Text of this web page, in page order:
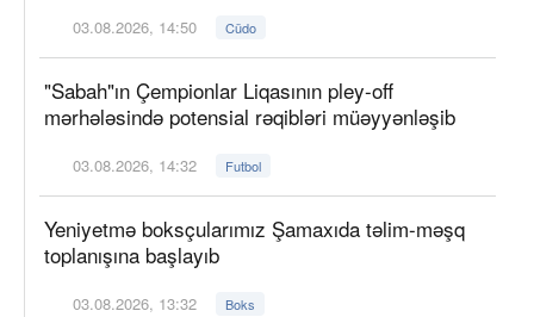
03.08.2026, 14:50 Cüdo
"Sabah"ın Çempionlar Liqasının pley-off
mərhələsində potensial rəqibləri müəyyənləşib
03.08.2026, 14:32 Futbol
Yeniyetmə boksçularımız Şamaxıda təlim-məşq
toplanışına başlayıb
03.08.2026, 13:32 Boks